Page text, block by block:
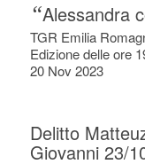
“Alessandra
TGR Emilia
Edizione delle ore
20 Nov 2023
Delitto
Giovanni 23/